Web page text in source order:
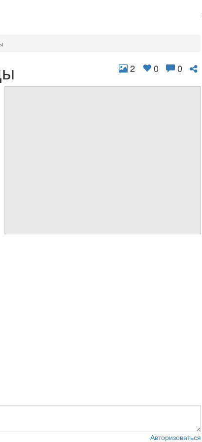
2 0 0
Авторизоваться